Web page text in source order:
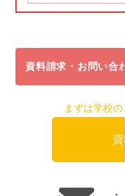
資料請求・お問い合
まずは学校